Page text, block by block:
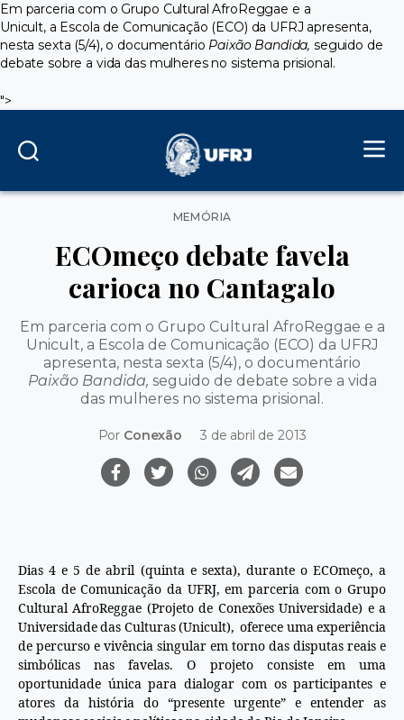
Em parceria com o Grupo Cultural AfroReggae e a
Unicult, a Escola de Comunicação (ECO) da UFRJ apresenta,
nesta sexta (5/4), o documentário Paixão Bandida,seguido de
debate sobre a vida das mulheres no sistema prisional.
">
Categorias
MEMÓRIA
ECOmeço debate favela
carioca no Cantagalo
Em parceria com o Grupo Cultural AfroReggae e a
Unicult, a Escola de Comunicação (ECO) da UFRJ
apresenta, nesta sexta (5/4), o documentário
Paixão Bandida, seguido de debate sobre a vida
das mulheres no sistema prisional.
Por Conexão 3 de abril de 2013
Dias 4 e 5 de abril (quinta e sexta), durante o ECOmeço, a
Escola de Comunicação da UFRJ, em parceria com o Grupo
Cultural AfroReggae (Projeto de Conexões Universidade) e a
Universidade das Culturas (Unicult), oferece uma experiência
de percurso e vivência singular em torno das disputas reais e
simbólicas nas favelas. O projeto consiste em uma
oportunidade única para dialogar com os participantes e
atores da história do “presente urgente” e entender as